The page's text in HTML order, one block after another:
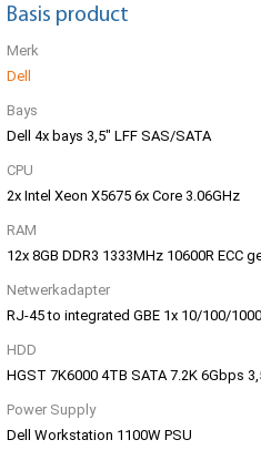
Basis product
Merk
Dell
Bays
Dell 4x bays 3,5" LFF SAS/SATA
CPU
2x Intel Xeon X5675 6x Core 3.06GHz
RAM
12x 8GB DDR3 1333MHz 10600R ECC
Netwerkadapter
RJ-45 to integrated GBE 1x 10/100/1000
HDD
HGST 7K6000 4TB SATA 7.2K 6Gbps
Power Supply
Dell Workstation 1100W PSU